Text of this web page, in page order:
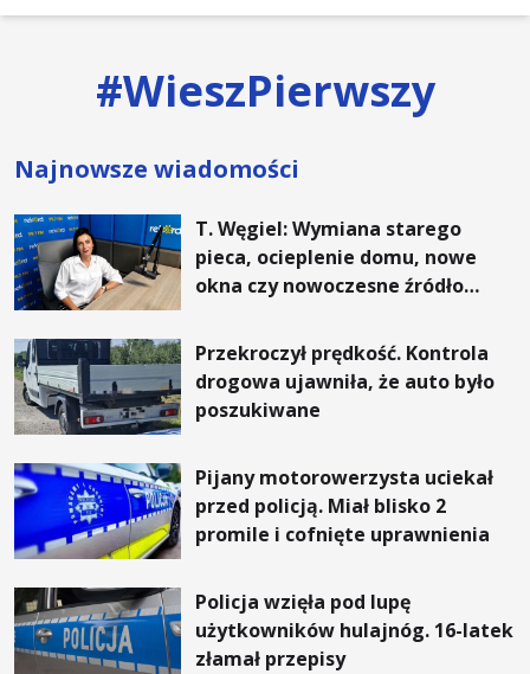
#WieszPierwszy
Najnowsze wiadomości
T. Węgiel: Wymiana starego
pieca, ocieplenie domu, nowe
okna czy nowoczesne źródło
rachunki za energię, lepszy
komfort życia i... czystsze
powietrze
Przekroczył prędkość. Kontrola
drogowa ujawniła, że auto było
poszukiwane
Pijany motorowerzysta uciekał
przed policją. Miał blisko 2
promile i cofnięte uprawnienia
Policja wzięła pod lupę
użytkowników hulajnóg. 16-latek
złamał przepisy